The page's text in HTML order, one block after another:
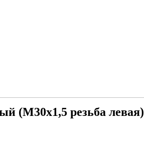
(М30х1,5 резьба левая)